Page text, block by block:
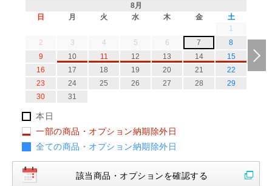
8月
日
月 火 水 木 金
土
1
2
3 4 5 6 7
8
9
10 11 12 13 14
15
16
17 18 19 20 21
22
23
24 25 26 27 28
29
30
31
本日
一部の商品・オプション納期除外日
全ての商品・オプション納期除外日
該当商品・オプションを確認する